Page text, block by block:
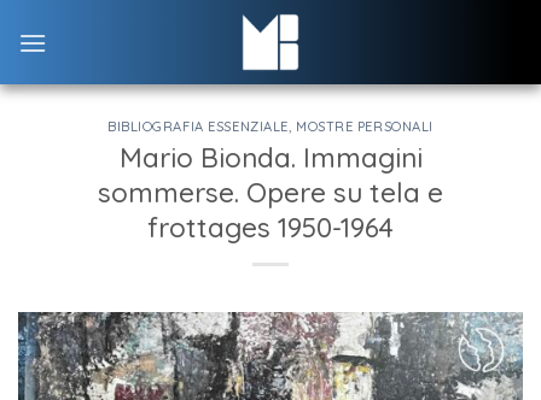
BIBLIOGRAFIA ESSENZIALE, MOSTRE PERSONALI
Mario Bionda. Immagini
sommerse. Opere su tela e
frottages 1950-1964